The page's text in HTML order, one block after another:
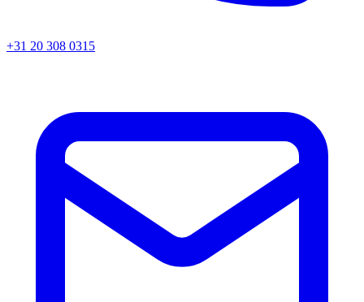
+31 20 308 0315